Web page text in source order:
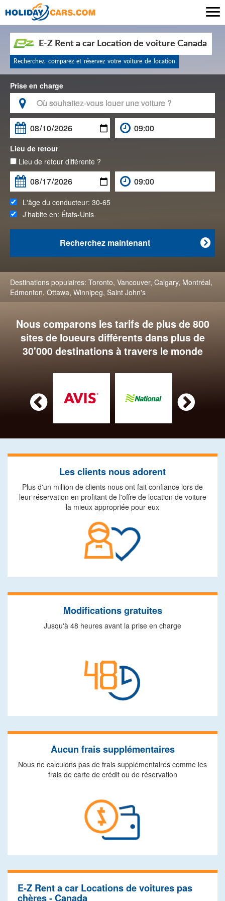
E-Z Rent a car Location de voiture Canada
Recherchez, comparez et réservez votre voiture de location
Prise en charge


Lieu de retour
Lieu de retour différente ?
L'âge du conducteur: 30-65
J’habite en: États-Unis

Recherchez maintenant
Destinations populaires: Toronto, Vancouver, Calgary, Montréal,
Edmonton, Ottawa, Winnipeg, Saint John's
Nous comparons les tarifs de plus de 800
sites de loueurs différents dans plus de
30'000 destinations à travers le monde
 
Les clients nous adorent
Plus d'un million de clients nous ont fait confiance lors de
leur réservation en profitant de l'offre de location de voiture
la mieux appropriée pour eux
Modifications gratuites
Jusqu'à 48 heures avant la prise en charge
Aucun frais supplémentaires
Nous ne calculons pas de frais supplémentaires comme les
frais de carte de crédit ou de réservation
E-Z Rent a car Locations de voitures pas
chères - Canada